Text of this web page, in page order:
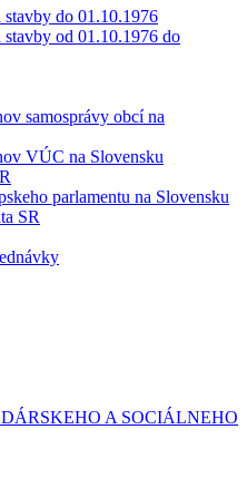
do 01.10.1976
od 01.10.1976 do
samosprávy obcí na
VÚC na Slovensku
parlamentu na Slovensku
SR
A SOCIÁLNEHO